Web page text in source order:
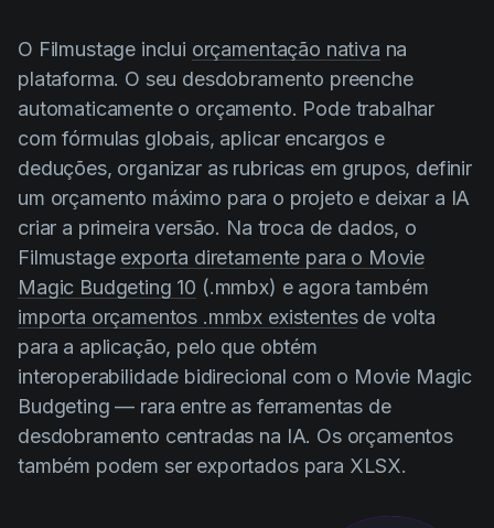
O Filmustage inclui orçamentação nativa na
plataforma. O seu desdobramento preenche
automaticamente o orçamento. Pode trabalhar
com fórmulas globais, aplicar encargos e
deduções, organizar as rubricas em grupos, definir
um orçamento máximo para o projeto e deixar a IA
criar a primeira versão. Na troca de dados, o
Filmustage exporta diretamente para o Movie
Magic Budgeting 10 (.mmbx) e agora também
importa orçamentos .mmbx existentesde volta
para a aplicação, pelo que obtém
interoperabilidade bidirecional com o Movie Magic
Budgeting — rara entre as ferramentas de
desdobramento centradas na IA. Os orçamentos
também podem ser exportados para XLSX.